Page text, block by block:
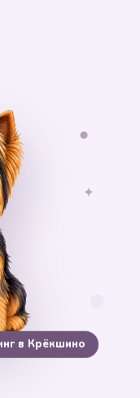
✦
в Крёкшино